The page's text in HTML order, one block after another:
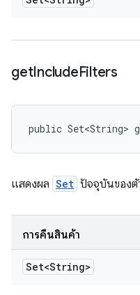
getIncludeFilters
public Set<String>
แสดงผล Set ปัจจุบันของตั
การคืนสินค้า
Set<String>